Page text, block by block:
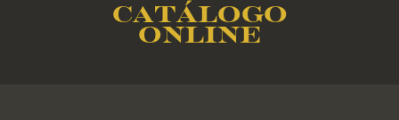
Catálogo
online